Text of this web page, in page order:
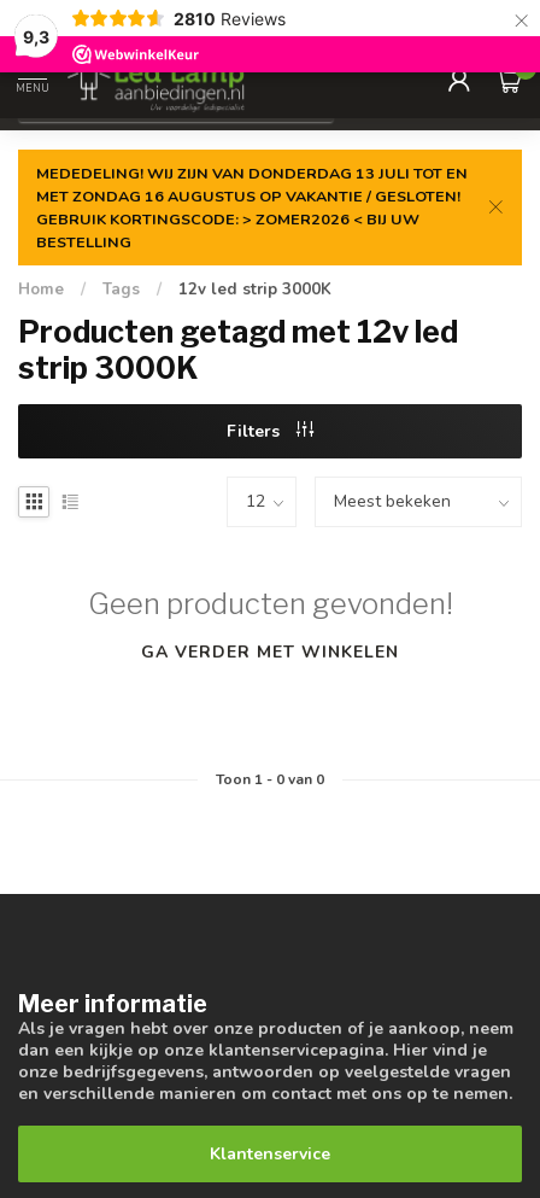
9,3
2810 Reviews ×
Gegarandeerde delaagste prijs
MENU
0
MEDEDELING! WIJ ZIJN VAN DONDERDAG 13 JULI TOT EN
MET ZONDAG 16 AUGUSTUS OP VAKANTIE / GESLOTEN!
GEBRUIK KORTINGSCODE: > ZOMER2026 < BIJ UW
BESTELLING
Home / Tags / 12v led strip 3000K
Producten getagd met 12v led
strip 3000K
Filters
Geen producten gevonden!
GA VERDER MET WINKELEN
Toon 1- 0van 0
Meer informatie
Als je vragen hebt over onze producten of je aankoop, neem
dan een kijkje op onze klantenservicepagina. Hier vind je
onze bedrijfsgegevens, antwoorden op veelgestelde vragen
en verschillende manieren om contact met ons op te nemen.
Klantenservice